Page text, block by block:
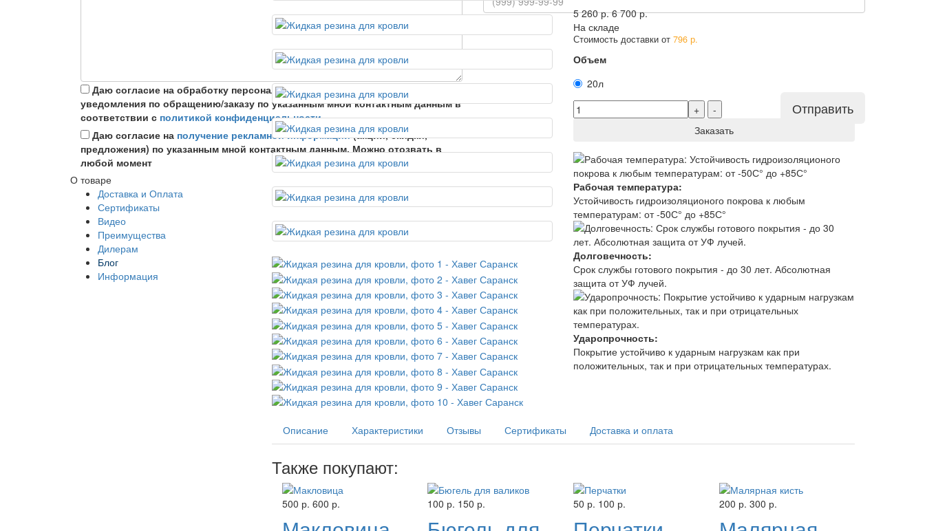
Даю согласие на обработку персональных данных и сервисные
уведомления по обращению/заказу по указанным мной контактным данным в
соответствии с политикой конфиденциальности
Даю согласие на получение рекламной информации(акции, скидки,
предложения) по указанным мной контактным данным. Можно отозвать в
любой момент
Отправить
О товаре
Доставка и Оплата
Сертификаты
Видео
Преимущества
Дилерам
Блог
Информация
5 260 р. 6 700 р.
На складе
Стоимость доставки от796 р.
Объем
20л
Заказать
Рабочая температура:
Устойчивость гидроизоляционого покрова к любым
температурам: от -50С° до +85С°
Долговечность:
Срок службы готового покрытия - до 30 лет. Абсолютная
защита от УФ лучей.
Ударопрочность:
Покрытие устойчиво к ударным нагрузкам как при
положительных, так и при отрицательных температурах.
Описание Характеристики Отзывы Сертификаты Доставка и оплата
Также покупают:
500 р. 600 р. 100 р. 150 р. 50 р. 100 р. 200 р. 300 р.